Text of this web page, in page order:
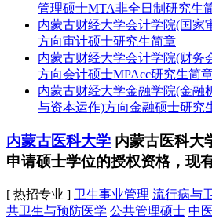
管理硕士MTA非全日制研究生
内蒙古财经大学会计学院(国家
方向审计硕士研究生简章
内蒙古财经大学会计学院(财务
方向会计硕士MPAcc研究生简
内蒙古财经大学金融学院(金融
与资本运作)方向金融硕士研究
内蒙古医科大学 内蒙古医科大
申请硕士学位的授权资格，现
[ 热招专业 ] 卫生事业管理 流行病与
共卫生与预防医学 公共管理硕士 中